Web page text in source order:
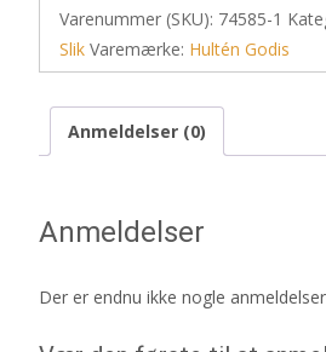
Varenummer (SKU): 74585-1
Slik Varemærke: Hultén Godis
Anmeldelser (0)
Anmeldelser
Der er endnu ikke nogle